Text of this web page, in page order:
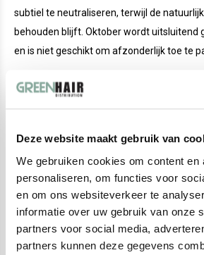
Deze website maakt gebruik van
We gebruiken cookies om content en
personaliseren, om functies voor
en om ons websiteverkeer te
informatie over uw gebruik van onze
partners voor social media,
partners kunnen deze gegevens
subtiel te neutraliseren, terwijl de
behouden blijft. Oktober wordt uitsluitend
en is niet geschikt om afzonderlijk toe te
Oktober is een milde neutralisator die
binnen het Bio Hair kleurensysteem
lichtbruine, karamel- en mahonietinten te
natuurlijk resultaat.
Gebruik
• Gebruik Bio Hair Oktober uitsluitend in